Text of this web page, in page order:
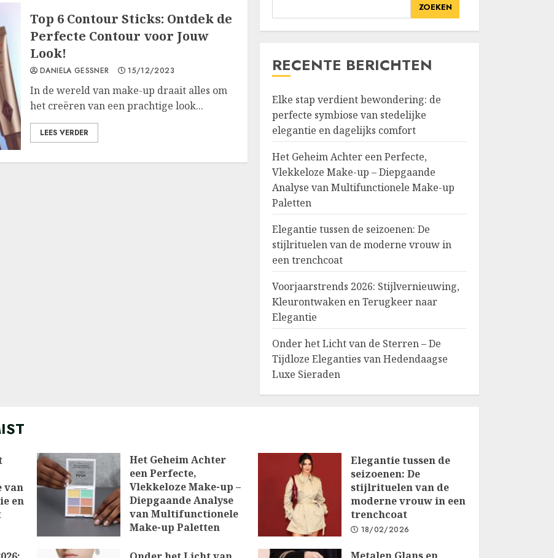
Top 6 Contour Sticks: Ontdek de
Perfecte Contour voor Jouw
Look!
DANIELA GESSNER 15/12/2023
In de wereld van make-up draait alles om
het creëren van een prachtige look...
LEES VERDER
ZOEKEN
RECENTE BERICHTEN
Elke stap verdient bewondering: de
perfecte symbiose van stedelijke
elegantie en dagelijks comfort
Het Geheim Achter een Perfecte,
Vlekkeloze Make-up – Diepgaande
Analyse van Multifunctionele Make-up
Paletten
Elegantie tussen de seizoenen: De
stijlrituelen van de moderne vrouw in
een trenchcoat
Voorjaarstrends 2026: Stijlvernieuwing,
Kleurontwaken en Terugkeer naar
Elegantie
Onder het Licht van de Sterren – De
Tijdloze Eleganties van Hedendaagse
Luxe Sieraden
van
en
Het Geheim Achter
een Perfecte,
Vlekkeloze Make-up –
Diepgaande Analyse
van Multifunctionele
Make-up Paletten
Elegantie tussen de
seizoenen: De
stijlrituelen van de
moderne vrouw in een
trenchcoat
18/02/2026